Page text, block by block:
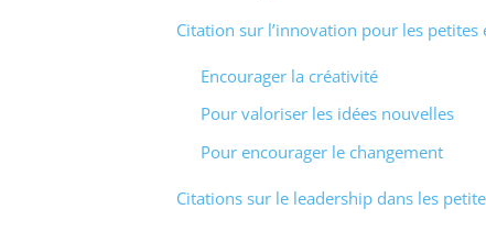
Citation sur l’innovation pour les petites
Encourager la créativité
Pour valoriser les idées nouvelles
Pour encourager le changement
Citations sur le leadership dans les